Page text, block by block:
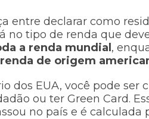
entre declarar como
no tipo de renda que
a renda mundial ,
de origem
dos EUA, você pode ser
ou ter Green Card.
no país e é calculada